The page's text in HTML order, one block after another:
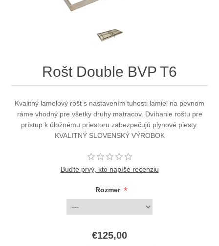
Rošt Double BVP T6
Kvalitný lamelový rošt s nastavením tuhosti lamiel na pevnom
ráme vhodný pre všetky druhy matracov. Dvíhanie roštu pre
prístup k úložnému priestoru zabezpečujú plynové piesty.
KVALITNÝ SLOVENSKÝ VÝROBOK
Buďte prvý, kto napíše recenziu
Rozmer *
€125,00